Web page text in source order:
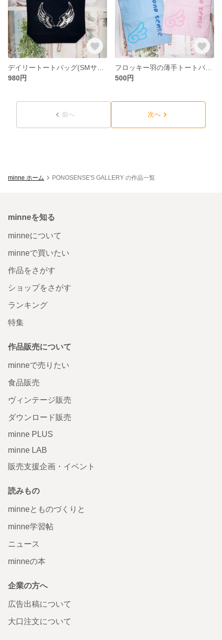
980円
フロッキー羽の薄手トートバッグ(2枚セット)
500円
前へ 次へ
minne ホーム PONOSENSE'S GALLERY の作品一覧
minneを知る
minneについて
minneで買いたい
作品をさがす
ショップをさがす
ランキング
特集
作品販売について
minneで売りたい
食品販売
ヴィンテージ販売
ダウンロード販売
minne PLUS
minne LAB
販売支援企画・イベント
読みもの
minneとものづくりと
minne学習帖
ニュース
minneの本
企業の方へ
広告出稿について
大口注文について